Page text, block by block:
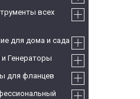
всех
для дома и сада
Генераторы
для фланцев